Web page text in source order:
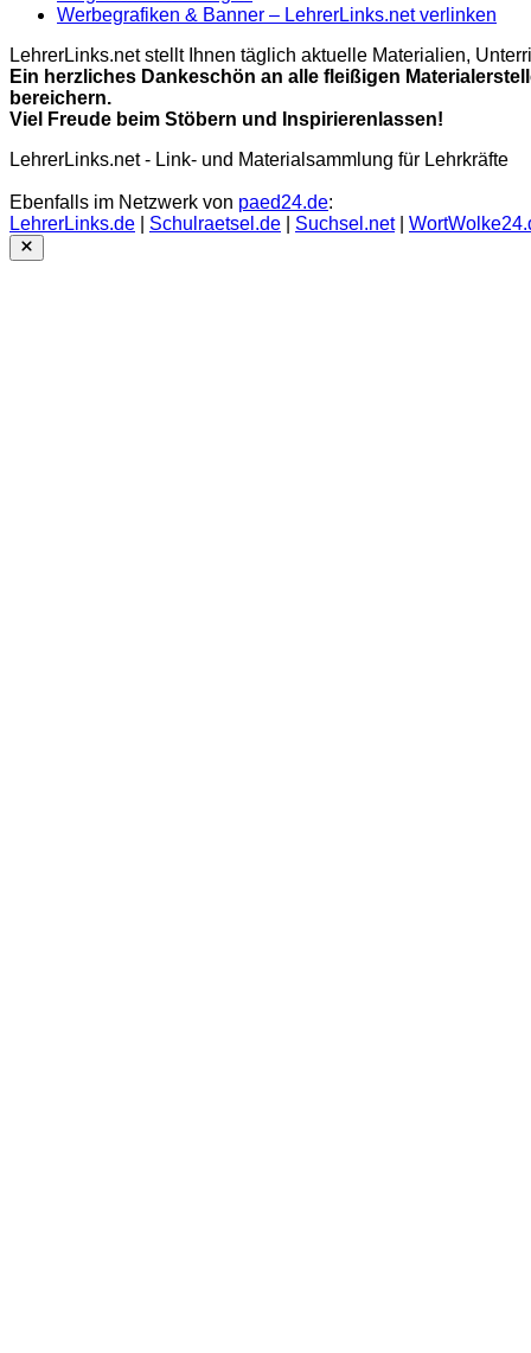
Werbegrafiken & Banner – LehrerLinks.net verlinken
LehrerLinks.net stellt Ihnen täglich aktuelle Materialien,
Ein herzliches Dankeschön an alle fleißigen
bereichern.
Viel Freude beim Stöbern und Inspirierenlassen!
LehrerLinks.net - Link- und Materialsammlung für Lehrkräfte
Ebenfalls im Netzwerk von paed24.de:
LehrerLinks.de
Schulraetsel.de Suchsel.net|
Close